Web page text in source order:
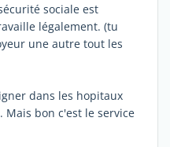
sociale est
légalement. (tu
une autre tout les
dans les hopitaux
bon c'est le service